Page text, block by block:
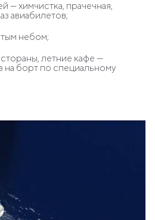
— химчистка, прачечная,
авиабилетов;
небом;
летние кафе —
на борт по специальному